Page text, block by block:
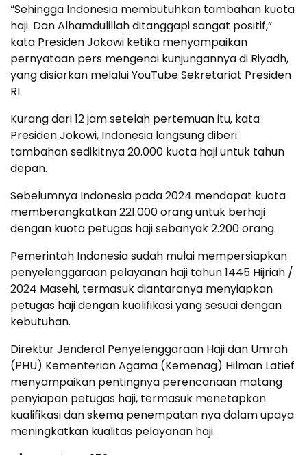
“Sehingga Indonesia membutuhkan tambahan kuota
haji. Dan Alhamdulillah ditanggapi sangat positif,”
kata Presiden Jokowi ketika menyampaikan
pernyataan pers mengenai kunjungannya di Riyadh,
yang disiarkan melalui YouTube Sekretariat Presiden
RI.
Kurang dari 12 jam setelah pertemuan itu, kata
Presiden Jokowi, Indonesia langsung diberi
tambahan sedikitnya 20.000 kuota haji untuk tahun
depan.
Sebelumnya Indonesia pada 2024 mendapat kuota
memberangkatkan 221.000 orang untuk berhaji
dengan kuota petugas haji sebanyak 2.200 orang.
Pemerintah Indonesia sudah mulai mempersiapkan
penyelenggaraan pelayanan haji tahun 1445 Hijriah /
2024 Masehi, termasuk diantaranya menyiapkan
petugas haji dengan kualifikasi yang sesuai dengan
kebutuhan.
Direktur Jenderal Penyelenggaraan Haji dan Umrah
(PHU) Kementerian Agama (Kemenag) Hilman Latief
menyampaikan pentingnya perencanaan matang
penyiapan petugas haji, termasuk menetapkan
kualifikasi dan skema penempatan nya dalam upaya
meningkatkan kualitas pelayanan haji.